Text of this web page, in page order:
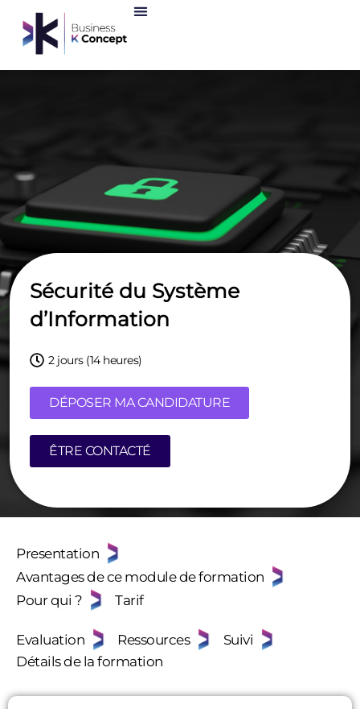
Sécurité du Système
d’Information
2 jours (14 heures)
DÉPOSER MA CANDIDATURE
ÊTRE CONTACTÉ
Presentation
Avantages de ce module de formation
Pour qui ?
Tarif
Evaluation Ressources
Suivi
Détails de la formation